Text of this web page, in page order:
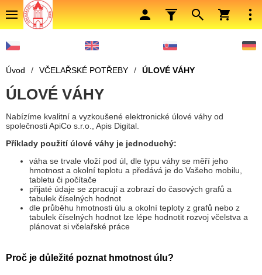
Úvod / VČELAŘSKÉ POTŘEBY / ÚLOVÉ VÁHY
ÚLOVÉ VÁHY
Nabízíme kvalitní a vyzkoušené elektronické úlové váhy od
společnosti ApiCo s.r.o., Apis Digital.
Příklady použití úlové váhy je jednoduchý:
váha se trvale vloží pod úl, dle typu váhy se měří jeho
hmotnost a okolní teplotu a předává je do Vašeho mobilu,
tabletu či počítače
přijaté údaje se zpracují a zobrazí do časových grafů a
tabulek číselných hodnot
dle průběhu hmotnosti úlu a okolní teploty z grafů nebo z
tabulek číselných hodnot lze lépe hodnotit rozvoj včelstva a
plánovat si včelařské práce
Proč je důležité poznat hmotnost úlu?